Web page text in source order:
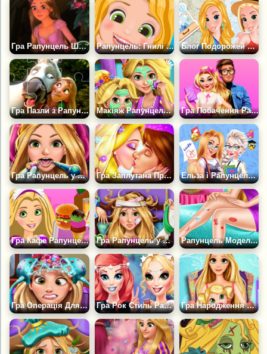
Гра Рапунцель Шукай Речі Рапунцель: Гнилі Зуби Блог Подорожей Рапунцель
Гра Пазли з Рапунцель Макіяж Рапунцель та її Дочки Гра Побачення Рапунцель
Гра Рапунцель у Стоматолога Гра Заплутана Пригода Рапунцель Ельза і Рапунцель Знову в Школі
Гра Кафе Рапунцель Гра Рапунцель у Лікарні Рапунцель Модель: Проблеми з ногами
Гра Операція Для Рапунцель Гра Рок Стиль Рапунцель і Аріель Гра Народження Малятка Рапунцель